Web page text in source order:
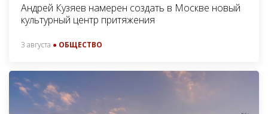
Андрей Кузяев намерен создать в Москве новый
культурный центр притяжения
3 августа ● ОБЩЕСТВО